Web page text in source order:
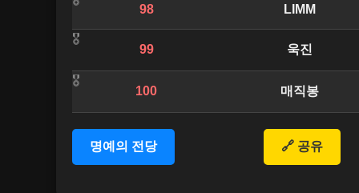
98 LIMM
99 욱진
100 매직봉
명예의 전당 🔗 공유